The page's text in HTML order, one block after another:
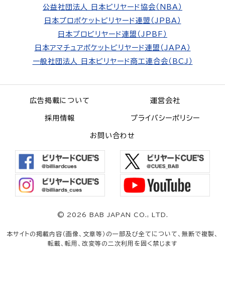
公益社団法人 日本ビリヤード協会（NBA）
日本プロポケットビリヤード連盟（JPBA）
日本プロビリヤード連盟（JPBF）
日本アマチュアポケットビリヤード連盟（JAPA）
一般社団法人 日本ビリヤード商工連合会（BCJ）
広告掲載について 運営会社
採用情報 プライバシーポリシー
お問い合わせ
© 2026 BAB JAPAN CO., LTD.
本サイトの掲載内容（画像、文章等）の一部及び全てについて、無断で複製、
転載、転用、改変等の二次利用を固く禁じます